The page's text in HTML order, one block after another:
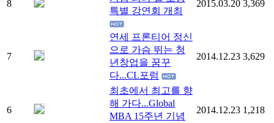
8
특별 강연회 개최
2015.03.20 3,369
7
연세 프론티어 정신
으로 가슴 뛰는 청
년창업을 꿈꾸
다...CL포럼
2014.12.23 3,629
6
최초에서 최고를 향
해 가다...Global
MBA 15주년 기념
2014.12.23 1,218